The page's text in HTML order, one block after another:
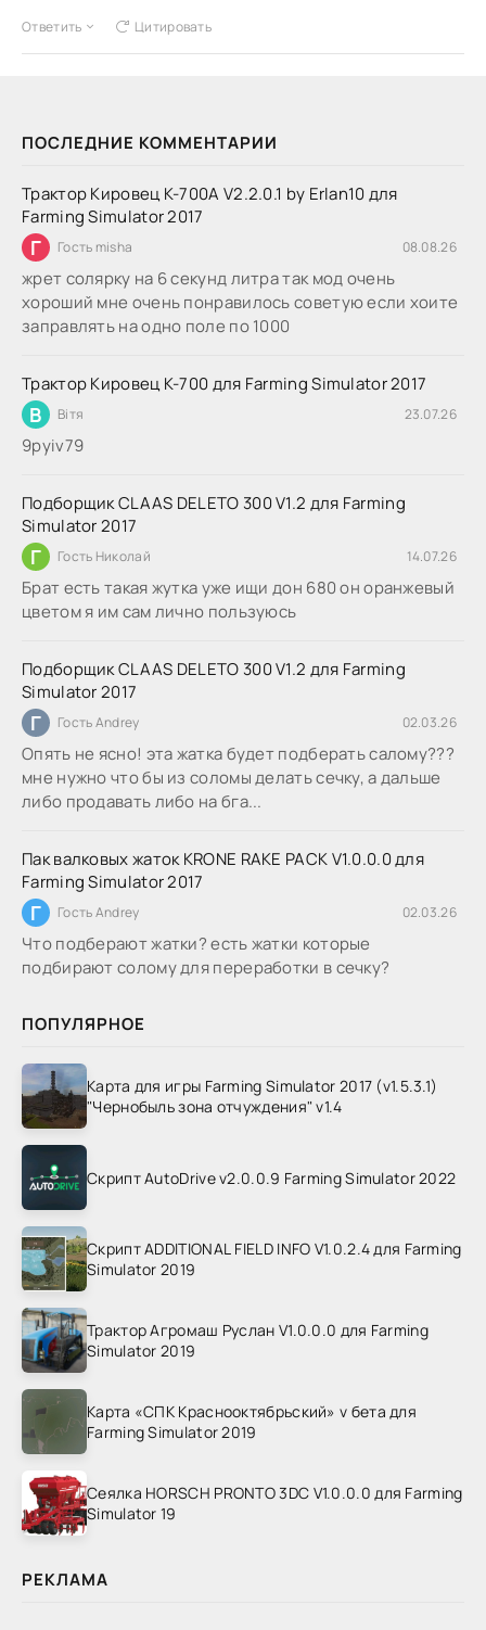
ПОСЛЕДНИЕ КОММЕНТАРИИ
Трактор Кировец К-700А V2.2.0.1 by Erlan10 для
Farming Simulator 2017
Г Гость misha 08.08.26
жрет солярку на 6 секунд литра так мод очень
хороший мне очень понравилось советую если хоите
заправлять на одно поле по 1000
Трактор Кировец К-700 для Farming Simulator 2017
В Вітя 23.07.26
9руіv79
Подборщик CLAAS DELETO 300 V1.2 для Farming
Simulator 2017
Г Гость Николай 14.07.26
Брат есть такая жутка уже ищи дон 680 он оранжевый
цветом я им сам лично пользуюсь
Подборщик CLAAS DELETO 300 V1.2 для Farming
Simulator 2017
Г Гость Andrey 02.03.26
Опять не ясно! эта жатка будет подберать салому???
мне нужно что бы из соломы делать сечку, а дальше
либо продавать либо на бга...
Пак валковых жаток KRONE RAKE PACK V1.0.0.0 для
Farming Simulator 2017
Г Гость Andrey 02.03.26
Что подберают жатки? есть жатки которые
подбирают солому для переработки в сечку?
Ответить Цитировать
ПОПУЛЯРНОЕ
Карта для игры Farming Simulator 2017 (v1.5.3.1)
"Чернобыль зона отчуждения" v1.4
Скрипт AutoDrive v2.0.0.9 Farming Simulator 2022
Скрипт ADDITIONAL FIELD INFO V1.0.2.4 для Farming
Simulator 2019
Трактор Агромаш Руслан V1.0.0.0 для Farming
Simulator 2019
Карта «СПК Краснооктябрьский» v бета для
Farming Simulator 2019
Сеялка HORSCH PRONTO 3DC V1.0.0.0 для Farming
Simulator 19
РЕКЛАМА